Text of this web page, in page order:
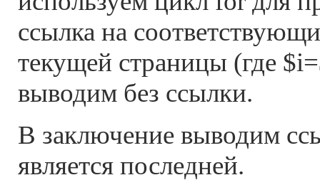
ссылка на
текущей страницы (где
выводим без ссылки.
В заключение выводим
является последней.